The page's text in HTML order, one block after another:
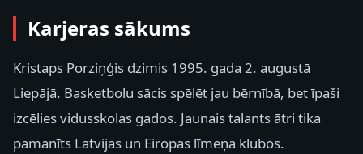
Karjeras sākums
Kristaps Porziņģis dzimis 1995. gada 2. augustā
Liepājā. Basketbolu sācis spēlēt jau bērnībā, bet īpaši
izcēlies vidusskolas gados. Jaunais talants ātri tika
pamanīts Latvijas un Eiropas līmeņa klubos.